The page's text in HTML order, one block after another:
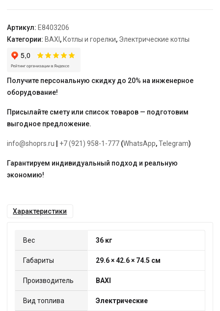
Артикул: E8403206
Категории: BAXI , Котлы и горелки, Электрические котлы
Получите персональную скидку до 20% на инженерное
оборудование!
Присылайте смету или список товаров — подготовим
выгодное предложение.
info@shoprs.ru +7 (921) 958-1-777 (WhatsApp,Telegram)
Гарантируем индивидуальный подход и реальную
экономию!
Характеристики
Вес 36 кг
Габариты 29.6 × 42.6 × 74.5 см
Производитель BAXI
Вид топлива Электрические